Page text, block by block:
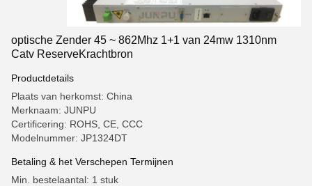
optische Zender 45 ~ 862Mhz 1+1 van 24mw 1310nm
Catv ReserveKrachtbron
Productdetails
Plaats van herkomst: China
Merknaam: JUNPU
Certificering: ROHS, CE, CCC
Modelnummer: JP1324DT
Betaling & het Verschepen Termijnen
Min. bestelaantal: 1 stuk